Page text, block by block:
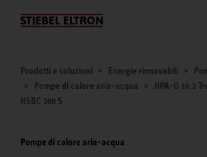
Chi siamo
Prodotti e soluzioni Energie rinnovabili
Pompe di calore aria-acqua
HPA-O 10.2
HSBC 200 S
Pompe di calore aria-acqua